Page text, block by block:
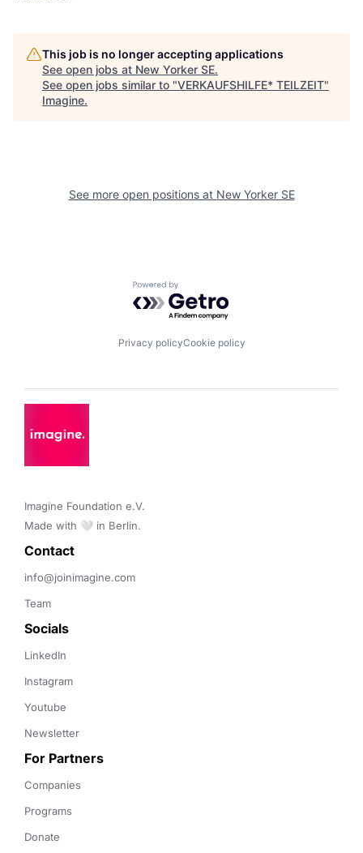
This job is no longer accepting applications
See open jobs at New Yorker SE.
See open jobs similar to "VERKAUFSHILFE* TEILZEIT"
Imagine.
See more open positions at New Yorker SE
Powered by Getro.com
Privacy policyCookie policy
Imagine Foundation e.V.
Made with 🤍 in Berlin.
Contact
info@joinimagine.com
Team
Socials
LinkedIn
Instagram
Youtube
Newsletter
For Partners
Companies
Programs
Donate